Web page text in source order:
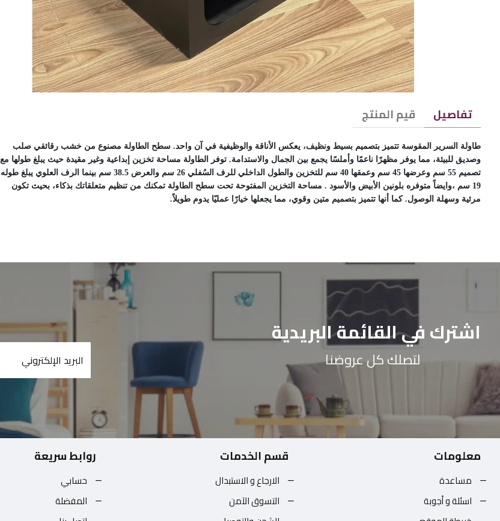
تفاصيل قيم المنتج
طاولة السرير المقوسة تتميز بتصميم بسيط ونظيف، يعكس الأناقة والوظيفية في آن واحد. سطح الطاولة مصنوع من خشب رقائقي صلب
وصديق للبيئة، مما يوفر مظهرًا ناعمًا وأملسًا يجمع بين الجمال والاستدامة. توفر الطاولة مساحة تخزين إبداعية وغير مقيدة حيث يبلغ طولها مع
تصميم 55 سم وعرضها 45 سم وعمقها 40 سم للتخزين والطول الداخلي للرف السُفلي 26 سم والعرض 38.5 سم بينما الرف العلوي يبلغ طوله
19 سم ،وايضاً متوفره بلونين الأبيض والأسود . مساحة التخزين المفتوحة تحت سطح الطاولة تمكنك من تنظيم متعلقاتك بذكاء، بحيث تكون
مرئية وسهلة الوصول. كما أنها تتميز بتصميم متين وقوي، مما يجعلها خيارًا عمليًا يدوم طويلاً.
اشترك في القائمة البريدية
لتصلك كل عروضنا
معلومات
مساعدة
اسئلة و أجوبة
قسم الخدمات
الارجاع و الاستبدال
التسوق الآمن
روابط سريعة
حسابي
المفضلة